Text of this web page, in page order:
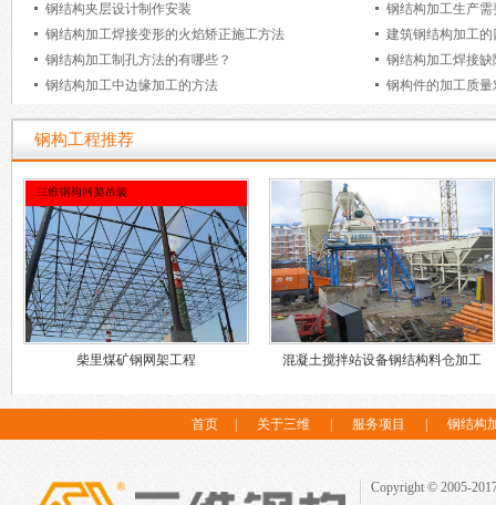
钢结构夹层设计制作安装
钢结构加工生产
钢结构加工焊接变形的火焰矫正施工方法
建筑钢结构加工
钢结构加工制孔方法的有哪些？
钢结构加工焊接
钢结构加工中边缘加工的方法
钢构件的加工质
钢构工程推荐
柴里煤矿钢网架工程 混凝土搅拌站设备钢结构料仓加工
首页 关于三维 服务项目 钢结构
Copyright © 2005-